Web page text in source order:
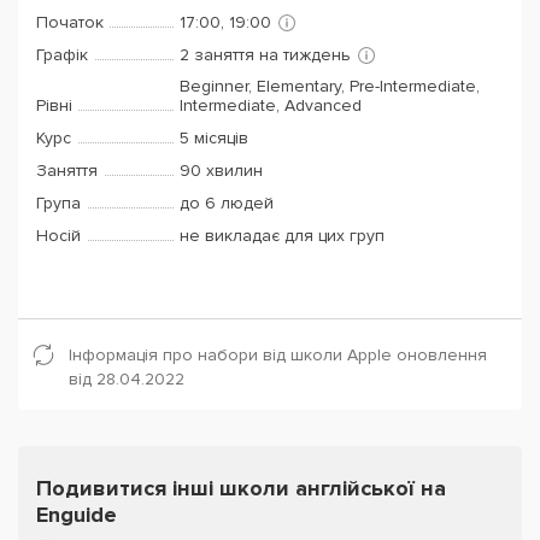
Початок
17:00, 19:00
Графік
2 заняття на тиждень
Рівні
Beginner, Elementary, Pre-Intermediate,
Intermediate, Advanced
Курс
5 місяців
Заняття
90 хвилин
Група
до 6 людей
Носій
не викладає для цих груп
Інформація про набори від школи Apple оновлення
від 28.04.2022
Подивитися інші школи англійської на
Enguide